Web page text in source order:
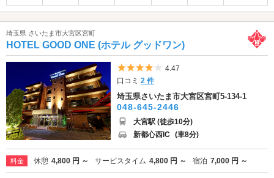
埼玉県 さいたま市大宮区宮町
HOTEL GOOD ONE (ホテル グッドワン)
5つ星のうち4
4.47
口コミ2 件
埼玉県さいたま市大宮区宮町5-134-1
048-645-2446
大宮駅 (徒歩10分)
新都心西IC (車8分)
料金 休憩 4,800 円 ～ サービスタイム 4,800 円 ～ 宿泊 7,000 円 ～